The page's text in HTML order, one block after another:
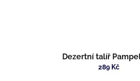
Dezertní talíř
289 Kč